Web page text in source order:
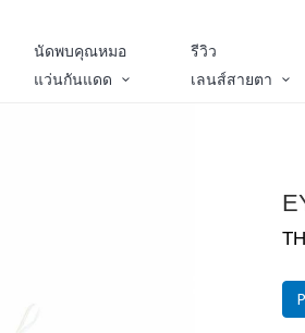
นัดพบคุณหมอ รีวิว
แว่นกันแดด เลนส์สายตา